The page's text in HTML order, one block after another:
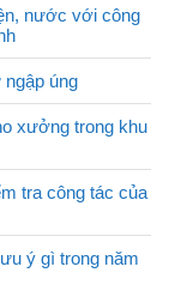
nước với công
úng
xưởng trong khu
tra công tác của
ý gì trong năm